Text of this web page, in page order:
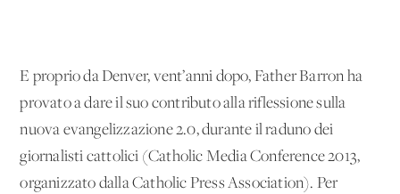
E proprio da Denver, vent’anni dopo, Father Barron ha
provato a dare il suo contributo alla riflessione sulla
nuova evangelizzazione 2.0, durante il raduno dei
giornalisti cattolici (Catholic Media Conference 2013,
organizzato dalla Catholic Press Association). Per